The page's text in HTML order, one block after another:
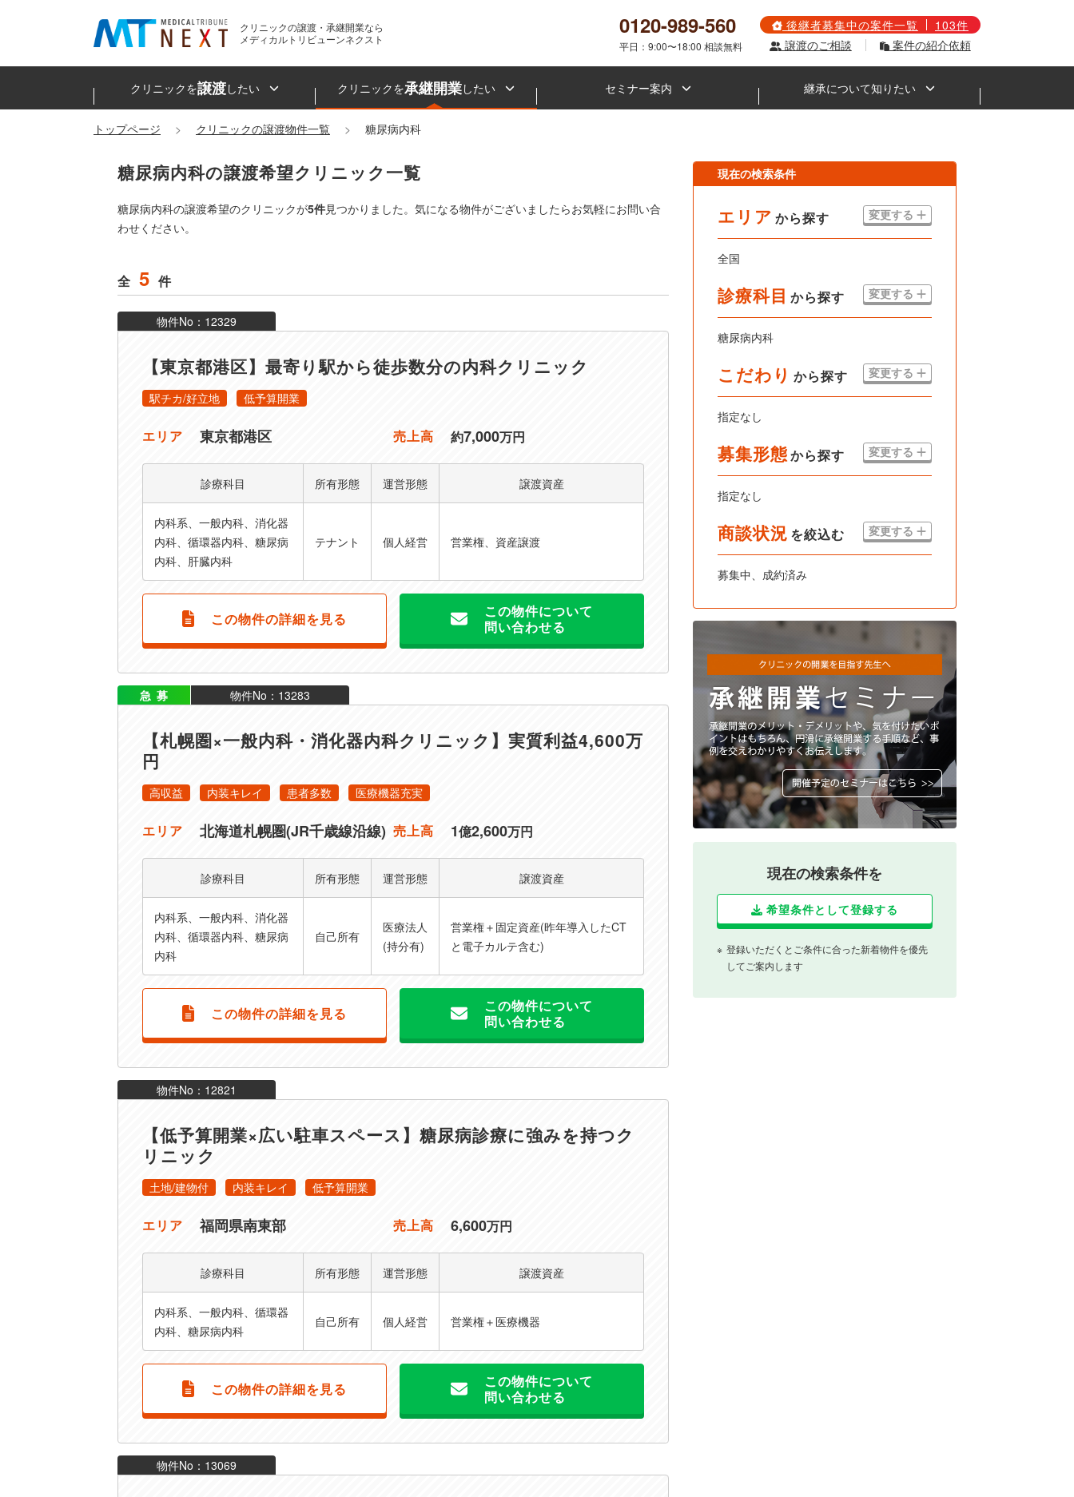
クリニックの譲渡・承継開業なら
メディカルトリビューンネクスト
0120-989-560
平日：9:00〜18:00 相談無料
後継者募集中の案件一覧
103件
譲渡のご相談
案件の紹介依頼
クリニックを譲渡したい クリニックを承継開業したい セミナー案内 継承について知りたい
トップページ クリニックの譲渡物件一覧 糖尿病内科
糖尿病内科の譲渡希望クリニック一覧
糖尿病内科の譲渡希望のクリニックが5件見つかりました。気になる物件がございましたらお気軽にお問い合
わせください。
全 5 件
物件No：12329
【東京都港区】最寄り駅から徒歩数分の内科クリニック
駅チカ/好立地 低予算開業
エリア 東京都港区 売上高 約7,000万円
診療科目 所有形態 運営形態 譲渡資産
内科系、一般内科、消化器
内科、循環器内科、糖尿病
内科、肝臓内科
テナント 個人経営 営業権、資産譲渡
この物件の詳細を見る
この物件について
問い合わせる
急募 物件No：13283
【札幌圏×一般内科・消化器内科クリニック】実質利益4,600万
円
高収益 内装キレイ 患者多数 医療機器充実
エリア 北海道札幌圏(JR千歳線沿線) 売上高 1億2,600万円
診療科目 所有形態 運営形態 譲渡資産
内科系、一般内科、消化器
内科、循環器内科、糖尿病
内科
自己所有
医療法人
(持分有)
営業権＋固定資産(昨年導入したCT
と電子カルテ含む)
この物件の詳細を見る
この物件について
問い合わせる
物件No：12821
【低予算開業×広い駐車スペース】糖尿病診療に強みを持つク
リニック
土地/建物付 内装キレイ 低予算開業
エリア 福岡県南東部 売上高 6,600万円
診療科目 所有形態 運営形態 譲渡資産
内科系、一般内科、循環器
内科、糖尿病内科
自己所有 個人経営 営業権＋医療機器
この物件の詳細を見る
この物件について
問い合わせる
物件No：13069
現在の検索条件
エリア から探す 変更する
全国
診療科目 から探す 変更する
糖尿病内科
こだわり から探す 変更する
指定なし
募集形態から探す 変更する
指定なし
商談状況 を絞込む 変更する
募集中、成約済み
現在の検索条件を
希望条件として登録する
登録いただくとご条件に合った新着物件を優先
してご案内します